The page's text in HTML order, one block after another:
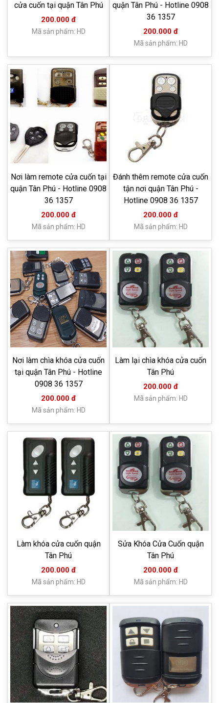
cửa cuốn tại quận Tân Phú
200.000 đ
Mã sản phẩm: HD
quận Tân Phú - Hotline 0908
36 1357
200.000 đ
Mã sản phẩm: HD
Nơi làm remote cửa cuốn tại
quận Tân Phú - Hotline 0908
36 1357
200.000 đ
Mã sản phẩm: HD
Đánh thêm remote cửa cuốn
tận nơi quận Tân Phú -
Hotline 0908 36 1357
200.000 đ
Mã sản phẩm: HD
Nơi làm chìa khóa cửa cuốn
tại quận Tân Phú - Hotline
0908 36 1357
200.000 đ
Mã sản phẩm: HD
Làm lại chìa khóa cửa cuốn
Tân Phú
200.000 đ
Mã sản phẩm: HD
Làm khóa cửa cuốn quận
Tân Phú
200.000 đ
Mã sản phẩm: HD
Sửa Khóa Cửa Cuốn quận
Tân Phú
200.000 đ
Mã sản phẩm: HD